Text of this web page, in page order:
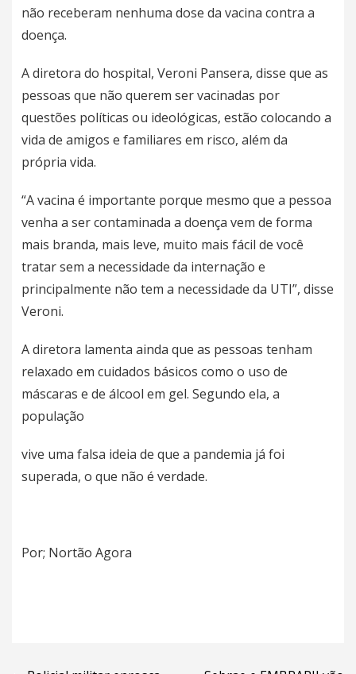
não receberam nenhuma dose da vacina contra a
doença.
A diretora do hospital, Veroni Pansera, disse que as
pessoas que não querem ser vacinadas por
questões políticas ou ideológicas, estão colocando a
vida de amigos e familiares em risco, além da
própria vida.
“A vacina é importante porque mesmo que a pessoa
venha a ser contaminada a doença vem de forma
mais branda, mais leve, muito mais fácil de você
tratar sem a necessidade da internação e
principalmente não tem a necessidade da UTI”, disse
Veroni.
A diretora lamenta ainda que as pessoas tenham
relaxado em cuidados básicos como o uso de
máscaras e de álcool em gel. Segundo ela, a
população
vive uma falsa ideia de que a pandemia já foi
superada, o que não é verdade.
Por; Nortão Agora